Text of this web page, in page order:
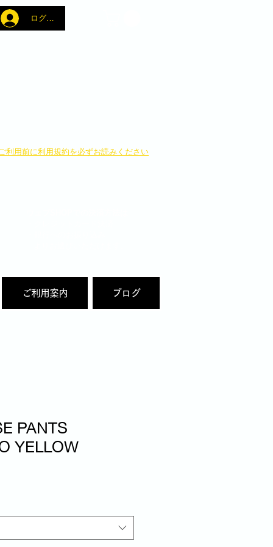
ログイン
利用前に利用規約を必ずお読みください
ご利用案内 ブログ
PANTS
YELLOW